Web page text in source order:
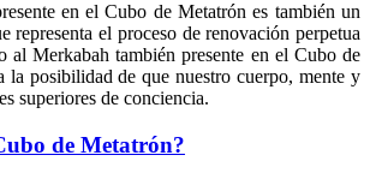
en el Cubo de Metatrón es también un
representa el proceso de renovación perpetua
al Merkabah también presente en el Cubo de
la posibilidad de que nuestro cuerpo, mente y
superiores de conciencia.
de Metatrón?